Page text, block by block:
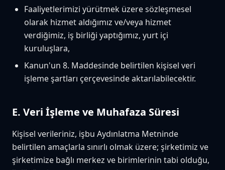
Faaliyetlerimizi yürütmek üzere sözleşmesel
olarak hizmet aldığımız ve/veya hizmet
verdiğimiz, iş birliği yaptığımız, yurt içi
kuruluşlara,
Kanun'un 8. Maddesinde belirtilen kişisel veri
işleme şartları çerçevesinde aktarılabilecektir.
E. Veri İşleme ve Muhafaza Süresi
Kişisel verileriniz, işbu Aydınlatma Metninde
belirtilen amaçlarla sınırlı olmak üzere; şirketimiz ve
şirketimize bağlı merkez ve birimlerinin tabi olduğu,